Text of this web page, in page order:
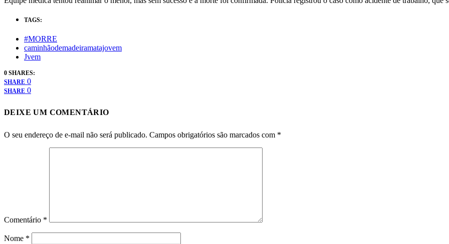
TAGS:
#MORRE
caminhãodemadeiramatajovem
Jvem
0 SHARES:
SHARE 0
SHARE 0
DEIXE UM COMENTÁRIO
O seu endereço de e-mail não será publicado. Campos obrigatórios são marcados com *
Comentário *
Nome *